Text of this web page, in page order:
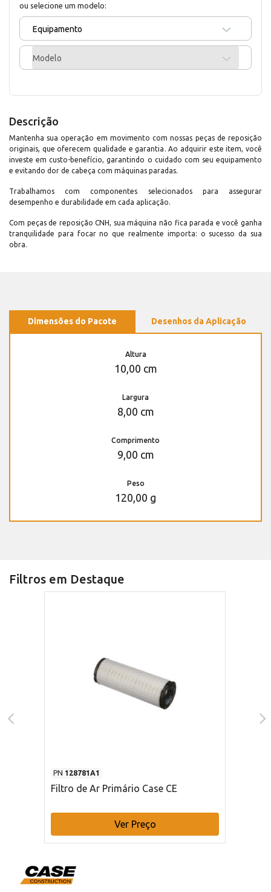
ou selecione um modelo:
Equipamento
Modelo
Descrição
Mantenha sua operação em movimento com nossas peças de reposição
originais, que oferecem qualidade e garantia. Ao adquirir este item, você
investe em custo-benefício, garantindo o cuidado com seu equipamento
e evitando dor de cabeça com máquinas paradas.
Trabalhamos com componentes selecionados para assegurar
desempenho e durabilidade em cada aplicação.
Com peças de reposição CNH, sua máquina não fica parada e você ganha
tranquilidade para focar no que realmente importa: o sucesso da sua
obra.
Dimensões do Pacote Desenhos da Aplicação
Altura
10,00 cm
Largura
8,00 cm
Comprimento
9,00 cm
Peso
120,00 g
Filtros em Destaque
PN 128781A1
Filtro de Ar Primário Case CE
Ver Preço